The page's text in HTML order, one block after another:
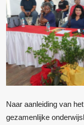
Naar aanleiding van
gezamenlijke